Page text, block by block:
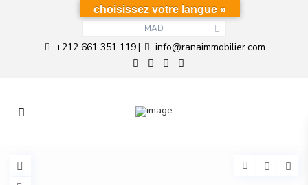
MAD
+212 661 351 119| info@ranaimmobilier.com
choisissez votre langue »